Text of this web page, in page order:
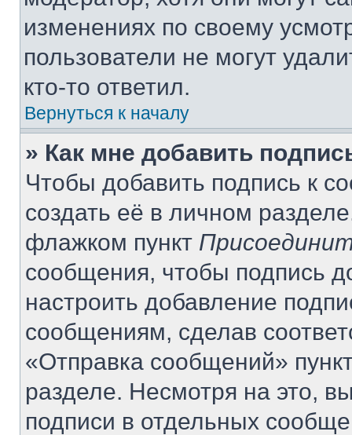
изменениях по своему
пользователи не могут
кто-то ответил.
Вернуться к началу
» Как мне добавить
Чтобы добавить подпись к
создать её в личном
флажком пункт
сообщения, чтобы подпись
настроить добавление
сообщениям, сделав
«Отправка сообщений»
разделе. Несмотря на это,
подписи в отдельных